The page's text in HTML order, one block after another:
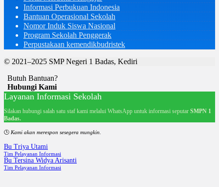
Informasi Perbukuan Indonesia
Bantuan Operasional Sekolah
Nomor Induk Siswa Nasional
Program Sekolah Penggerak
Perpustakaan kemendikbudristek
© 2021–2025 SMP Negeri 1 Badas, Kediri
Butuh Bantuan?
Hubungi Kami
Layanan Informasi Sekolah
Silakan hubungi salah satu staf kami melalui WhatsApp untuk informasi seputar SMPN 1
Badas.
🕒 Kami akan merespon sesegera mungkin.
Bu Triya Utami
Tim Pelayanan Informasi
Bu Tersina Widya Arisanti
Tim Pelayanan Informasi